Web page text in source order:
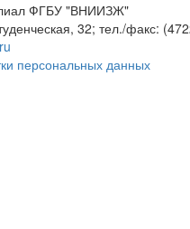
ФГБУ "ВНИИЗЖ"
32; тел./факс:
персональных данных